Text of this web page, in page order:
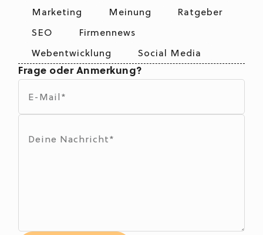
Marketing
Meinung
Ratgeber
SEO
Firmennews
Webentwicklung
Social Media
Frage oder Anmerkung?